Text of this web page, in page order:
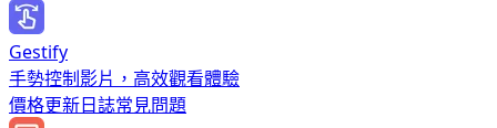
Gestify
手勢控制影片，高效觀看體驗
價格更新日誌常見問題